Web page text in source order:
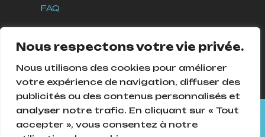
Nous respectons votre vie privée.
Nous utilisons des cookies pour améliorer
votre expérience de navigation, diffuser des
publicités ou des contenus personnalisés et
analyser notre trafic. En cliquant sur « Tout
accepter », vous consentez à notre
FAQ
Cookies Pour assurer le bon fonctionnement de ce site, nous